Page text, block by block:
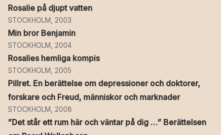
Rosalie på djupt vatten
STOCKHOLM, 2003
Min bror Benjamin
STOCKHOLM, 2004
Rosalies hemliga kompis
STOCKHOLM, 2005
Pillret. En berättelse om depressioner och doktorer,
forskare och Freud, människor och marknader
STOCKHOLM, 2008
”Det står ett rum här och väntar på dig …” Berättelsen